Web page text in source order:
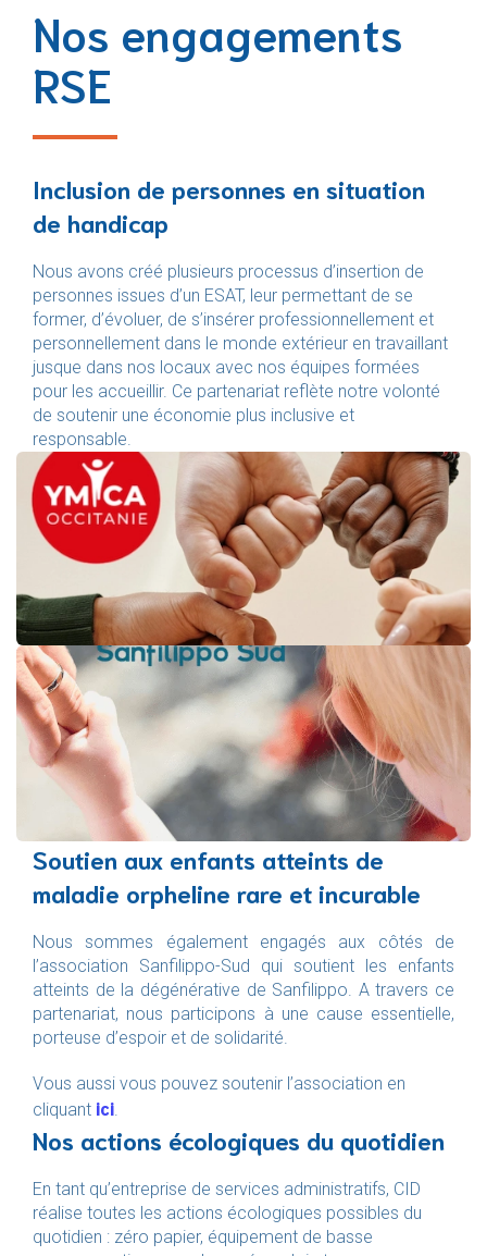
Nos engagements
RSE
Inclusion de personnes en situation
de handicap
Nous avons créé plusieurs processus d’insertion de
personnes issues d’un ESAT, leur permettant de se
former, d’évoluer, de s’insérer professionnellement et
personnellement dans le monde extérieur en travaillant
jusque dans nos locaux avec nos équipes formées
pour les accueillir. Ce partenariat reflète notre volonté
de soutenir une économie plus inclusive et
responsable.
Soutien aux enfants atteints de
maladie orpheline rare et incurable
Nous sommes également engagés aux côtés de
l’association Sanfilippo-Sud qui soutient les enfants
atteints de la dégénérative de Sanfilippo. A travers ce
partenariat, nous participons à une cause essentielle,
porteuse d’espoir et de solidarité.
Vous aussi vous pouvez soutenir l’association en
cliquant ici
Nos actions écologiques du quotidien
En tant qu’entreprise de services administratifs, CID
réalise toutes les actions écologiques possibles du
quotidien : zéro papier, équipement de basse